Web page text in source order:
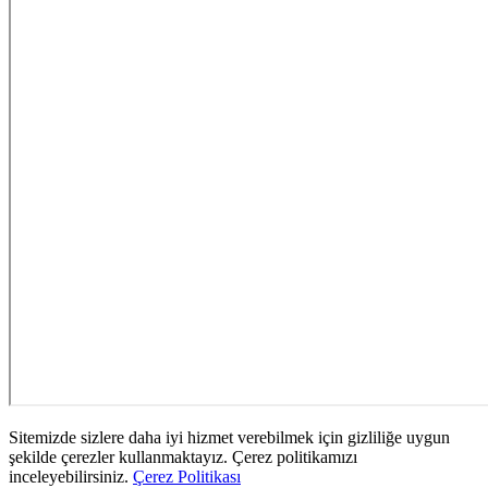
Sitemizde sizlere daha iyi hizmet verebilmek için gizliliğe uygun
şekilde çerezler kullanmaktayız. Çerez politikamızı
inceleyebilirsiniz. Çerez Politikası